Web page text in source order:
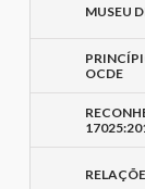
MUSEU
OCDE